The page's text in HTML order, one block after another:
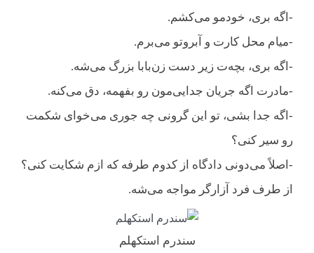
-اگه بری، خودمو می‌کشم.
-میام محل کارت و آبروتو می‌برم.
-اگه بری، بچه‌ت زیر دست زن‌بابا بزرگ می‌شه.
-مادرت اگه جریان جدایی‌مون رو بفهمه، دق می‌کنه.
-اگه جدا بشی، تو این گرونی چه جوری می‌خوای شکمت
رو سیر کنی؟
-اصلاً می‌دونی دادگاه از کدوم طرفه که ازم شکایت کنی؟
از طرف فرد آزارگر مواجه می‌شه. ‌
سندرم استکهلم